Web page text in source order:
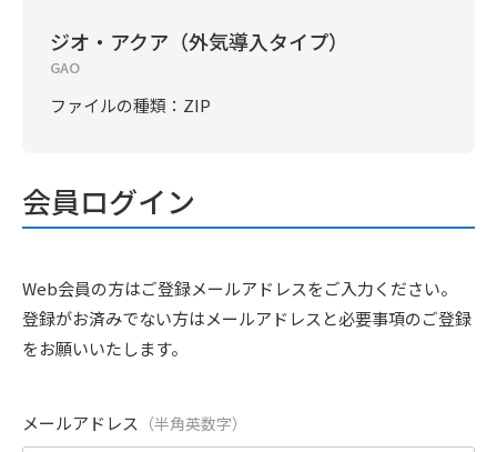
ジオ・アクア（外気導入タイプ）
GAO
ファイルの種類：ZIP
会員ログイン
Web会員の方はご登録メールアドレスをご入力ください。
登録がお済みでない方はメールアドレスと必要事項のご登録
をお願いいたします。
メールアドレス （半角英数字）